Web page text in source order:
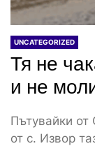
UNCATEGORIZED
Тя не
и не
Пътувайки
от с. Извор